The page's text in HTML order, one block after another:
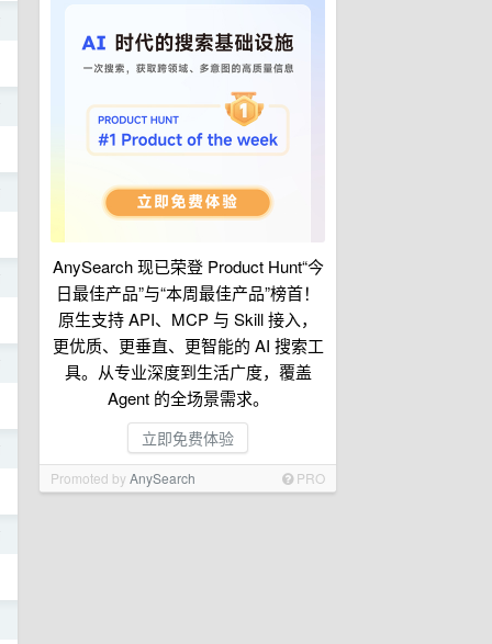
AnySearch 现已荣登 Product Hunt“今
日最佳产品”与“本周最佳产品”榜首！
原生支持 API、MCP 与 Skill 接入，
更优质、更垂直、更智能的 AI 搜索工
具。从专业深度到生活广度，覆盖
Agent 的全场景需求。
立即免费体验
Promoted byAnySearch PRO